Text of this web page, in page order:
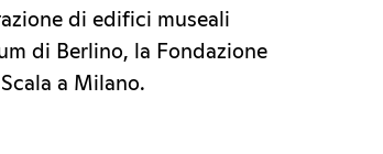
di edifici museali
di Berlino, la Fondazione
a Milano.